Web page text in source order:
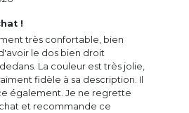
!
très confortable, bien
le dos bien droit
La couleur est très jolie,
fidèle à sa description. Il
également. Je ne regrette
et recommande ce